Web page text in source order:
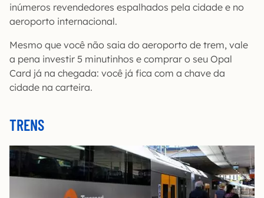
inúmeros revendedores espalhados pela cidade e no
aeroporto internacional.
Mesmo que você não saia do aeroporto de trem, vale
a pena investir 5 minutinhos e comprar o seu Opal
Card já na chegada: você já fica com a chave da
cidade na carteira.
TRENS